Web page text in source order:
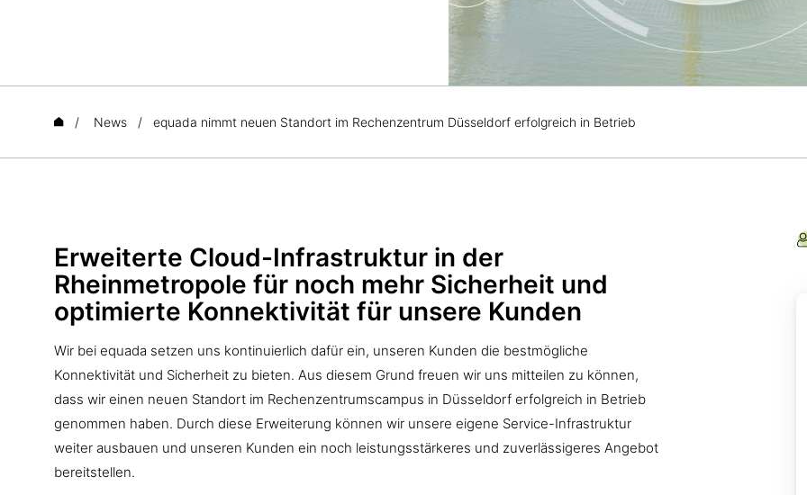
/ News / equada nimmt neuen Standort im Rechenzentrum Düsseldorf erfolgreich in Betrieb
Erweiterte Cloud-Infrastruktur in der
Rheinmetropole für noch mehr Sicherheit und
optimierte Konnektivität für unsere Kunden
Wir bei equada setzen uns kontinuierlich dafür ein, unseren Kunden die bestmögliche
Konnektivität und Sicherheit zu bieten. Aus diesem Grund freuen wir uns mitteilen zu können,
dass wir einen neuen Standort im Rechenzentrumscampus in Düsseldorf erfolgreich in Betrieb
genommen haben. Durch diese Erweiterung können wir unsere eigene Service-Infrastruktur
weiter ausbauen und unseren Kunden ein noch leistungsstärkeres und zuverlässigeres Angebot
bereitstellen.